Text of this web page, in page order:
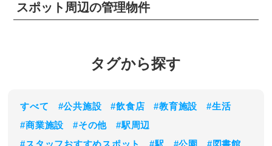
スポット周辺の管理物件
タグから探す
すべて #公共施設 #飲食店 #教育施設
#生活
#商業施設
#その他
#駅周辺